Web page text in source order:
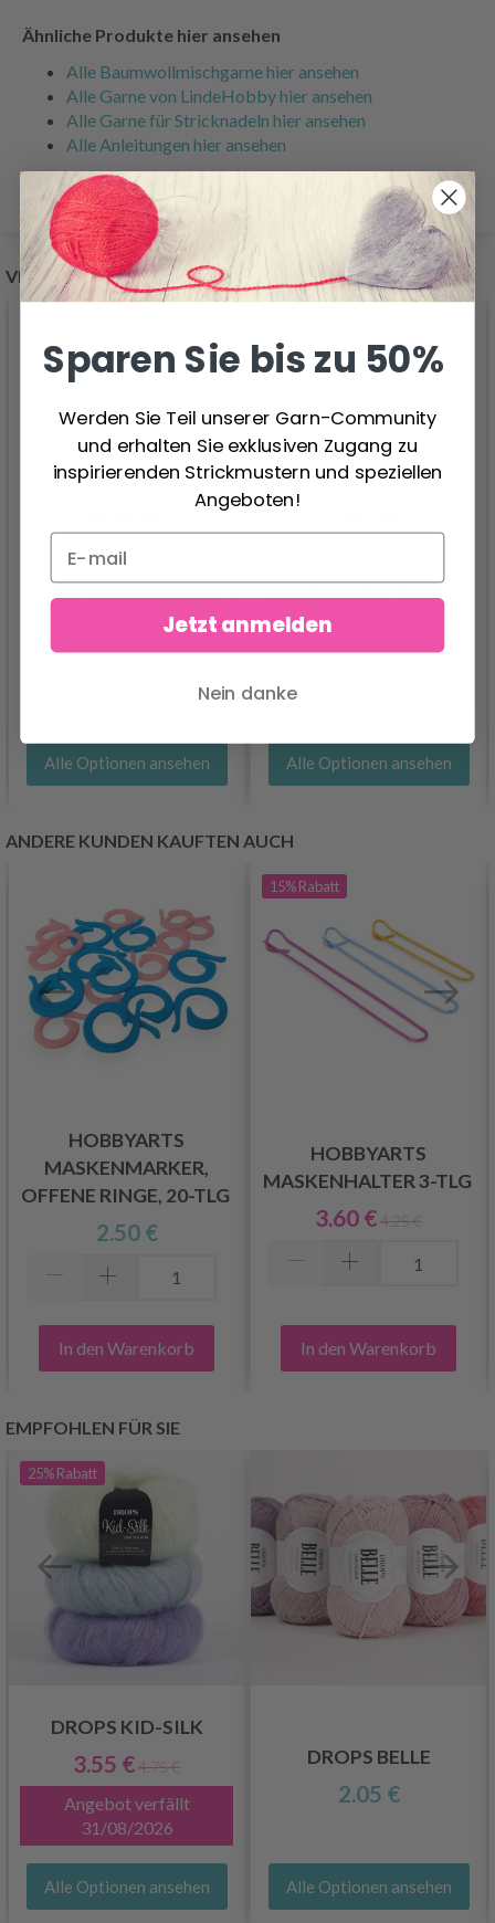
Ähnliche Produkte hier ansehen
Alle Baumwollmischgarne hier ansehen
Alle Garne von LindeHobby hier ansehen
Alle Garne für Stricknadeln hier ansehen
Alle Anleitungen hier ansehen
VERWANDTE PRODUKTE
LINDEHOBBY COTTON
Alle Optionen ansehen
LINDEHOBBY BLOOM
8/8 MERCERIZED
COTTON
Alle Optionen ansehen
ANDERE KUNDEN KAUFTEN AUCH
HOBBYARTS
MASKENMARKER,
OFFENE RINGE, 20-TLG
2.50 €
In den Warenkorb
15%Rabatt
HOBBYARTS
MASKENHALTER 3-TLG
3.60 €4.25 €
In den Warenkorb
EMPFOHLEN FÜR SIE
25%Rabatt
DROPS KID-SILK
3.55 €4.75 €
Angebot verfällt
31/08/2026
Alle Optionen ansehen
DROPS BELLE
2.05 €
Alle Optionen ansehen
Sparen Sie bis zu 50%
Werden Sie Teil unserer Garn-Community
und erhalten Sie exklusiven Zugang zu
inspirierenden Strickmustern und speziellen
Angeboten!
Jetzt anmelden
Nein danke